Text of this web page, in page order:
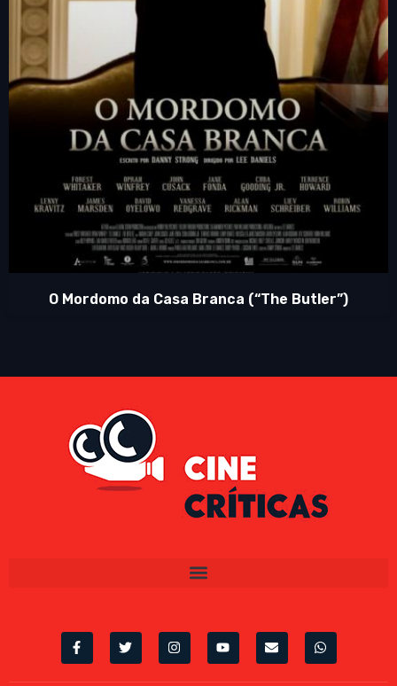
O Mordomo da Casa Branca (“The Butler”)